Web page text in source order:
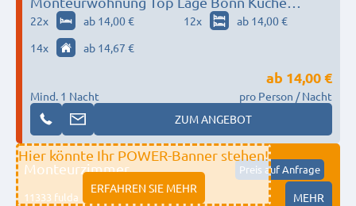
Badezimmer
22x ab 14,00 € 12x
ab 14,00 €
14x ab 14,67 €
Mind. 1 Nacht
ab 14,00 €
pro Person / Nacht
ZUM ANGEBOT
Hier könnte Ihr POWER-Banner stehen!
ERFAHREN SIE MEHR
Monteurzimmer Preis auf Anfrage
11333 fulda MEHR